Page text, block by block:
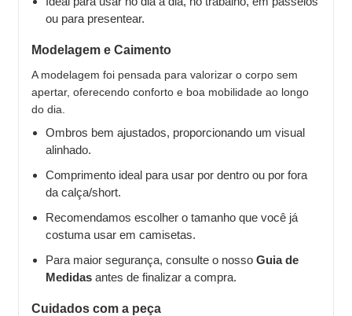
ou para presentear.
Modelagem e Caimento
A modelagem foi pensada para valorizar o corpo sem
apertar, oferecendo conforto e boa mobilidade ao longo
do dia.
Ombros bem ajustados, proporcionando um visual
alinhado.
Comprimento ideal para usar por dentro ou por fora
da calça/short.
Recomendamos escolher o tamanho que você já
costuma usar em camisetas.
Para maior segurança, consulte o nosso Guia de
Medidas antes de finalizar a compra.
Cuidados com a peça